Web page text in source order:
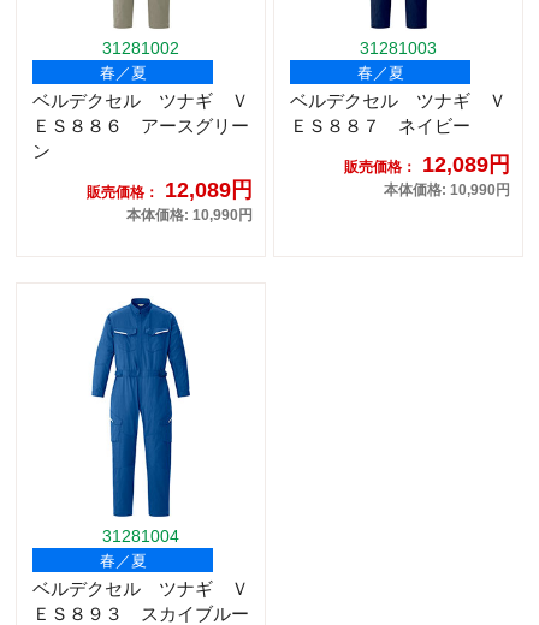
31281002
春／夏
ベルデクセル ツナギ Ｖ
ＥＳ８８６ アースグリー
ン
販売価格： 12,089円
本体価格: 10,990円
31281003
春／夏
ベルデクセル ツナギ Ｖ
ＥＳ８８７ ネイビー
販売価格： 12,089円
本体価格: 10,990円
31281004
春／夏
ベルデクセル ツナギ Ｖ
ＥＳ８９３ スカイブルー